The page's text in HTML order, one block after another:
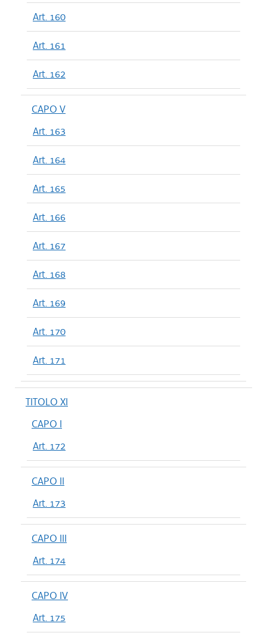
Art. 160
Art. 161
Art. 162
CAPO V
Art. 163
Art. 164
Art. 165
Art. 166
Art. 167
Art. 168
Art. 169
Art. 170
Art. 171
TITOLO XI
CAPO I
Art. 172
CAPO II
Art. 173
CAPO III
Art. 174
CAPO IV
Art. 175